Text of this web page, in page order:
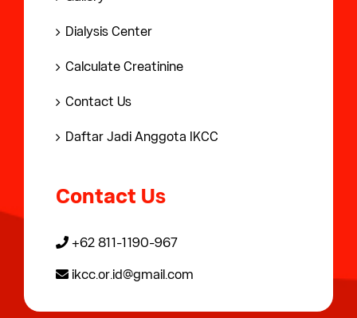
Dialysis Center
Calculate Creatinine
Contact Us
Daftar Jadi Anggota IKCC
Contact Us
+62 811-1190-967
ikcc.or.id@gmail.com